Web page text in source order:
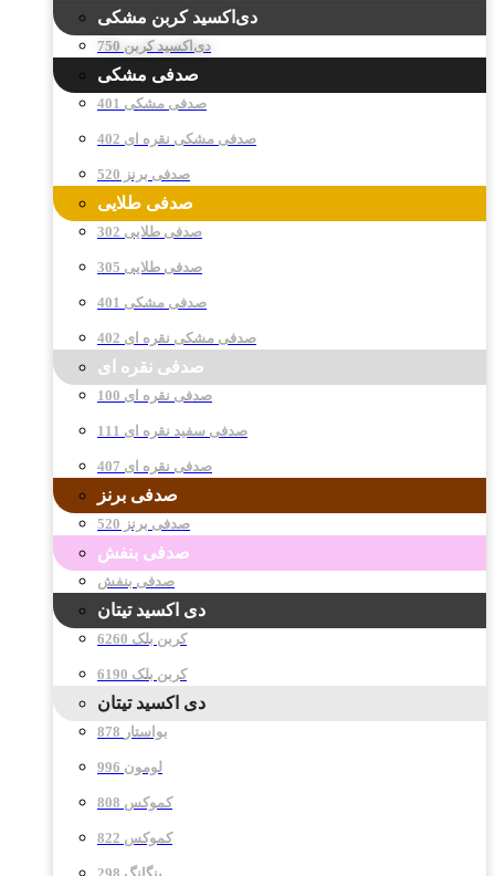
دی‌اکسید کربن مشکی
دی‌اکسید کربن 750
صدفی مشکی
صدفی مشکی 401
صدفی مشکی نقره ای 402
صدفی برنز 520
صدفی طلایی
صدفی طلایی 302
صدفی طلایی 305
صدفی مشکی 401
صدفی مشکی نقره ای 402
صدفی نقره ای
صدفی نقره ای 100
صدفی سفید نقره ای 111
صدفی نقره ای 407
صدفی برنز
صدفی برنز 520
صدفی بنفش
صدفی بنفش
دی اکسید تیتان
کربن بلک 6260
کربن بلک 6190
دی اکسید تیتان
878 بواستار
996 لومون
808 کموکس
822 کموکس